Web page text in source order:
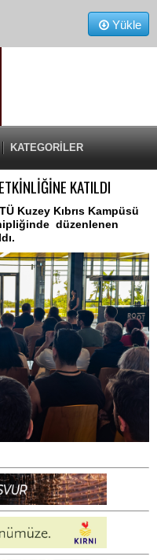
Yükle
KATEGORİLER
KATILDI
Kuzey Kıbrıs Kampüsü
düzenlenen